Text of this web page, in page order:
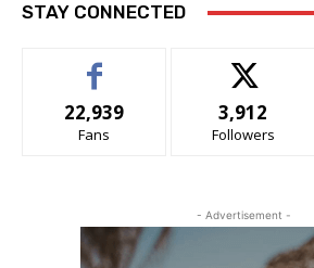
STAY CONNECTED
22,939
Fans
3,912
Followers
- Advertisement -